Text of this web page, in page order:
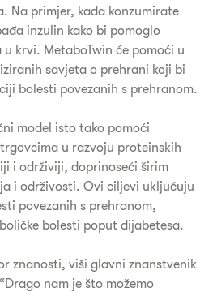
Na primjer, kada konzumirate
inzulin kako bi pomoglo
krvi. MetaboTwin će pomoći u
savjeta o prehrani koji bi
bolesti povezanih s prehranom.
model isto tako pomoći
u razvoju proteinskih
i održiviji, doprinoseći širim
i održivosti. Ovi ciljevi uključuju
povezanih s prehranom,
bolesti poput dijabetesa.
znanosti, viši glavni znanstvenik
nam je što možemo